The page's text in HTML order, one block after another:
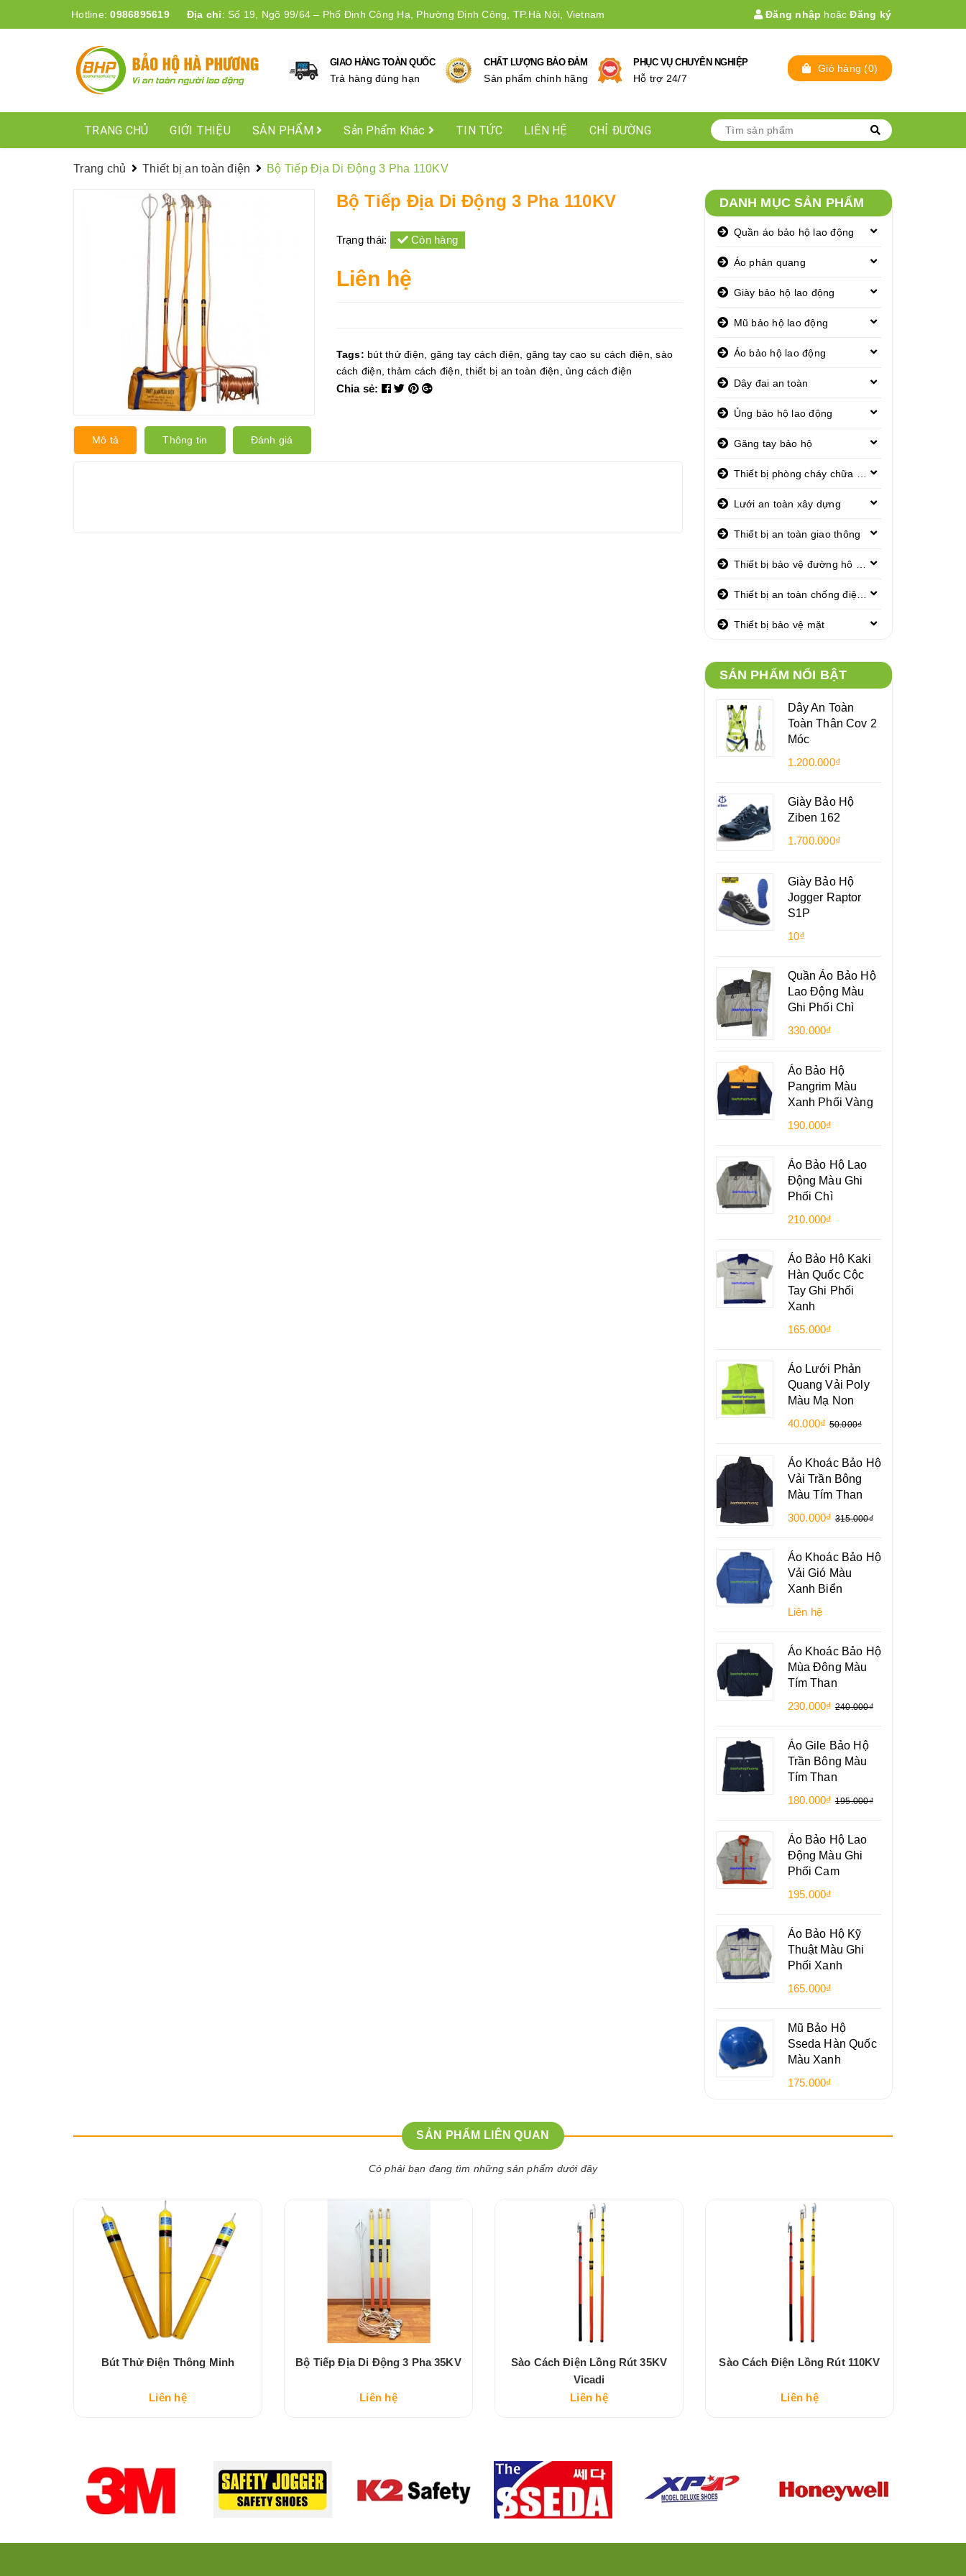
Hotline:0986895619 Địa chỉ: Số 19, Ngõ 99/64 – Phố Định Công Hạ, Phường Định Công, TP.Hà Nội, Vietnam Đăng nhập hoặc Đăng ký
GIAO HÀNG TOÀN QUỐC
Trả hàng đúng hạn
CHẤT LƯỢNG BẢO ĐẢM
Sản phẩm chính hãng
PHỤC VỤ CHUYÊN NGHIỆP
Hỗ trợ 24/7
Giỏ hàng (0)
TRANG CHỦ GIỚI THIỆU SẢN PHẨM Sản Phẩm Khác TIN TỨC LIÊN HỆ CHỈ ĐƯỜNG
Trang chủ Thiết bị an toàn điện Bộ Tiếp Địa Di Động 3 Pha 110KV
Bộ Tiếp Địa Di Động 3 Pha 110KV
Trạng thái: Còn hàng
Liên hệ
Tags: bút thử điện găng tay cách điện găng tay cao su cách điện ,sào
cách điện ,thảm cách điện ,thiết bị an toàn điện ,ủng cách điện
Chia sẻ:
Mô tả Thông tin Đánh giá
DANH MỤC SẢN PHẨM
Quần áo bảo hộ lao động
Áo phản quang
Giày bảo hộ lao động
Mũ bảo hộ lao động
Áo bảo hộ lao động
Dây đai an toàn
Ủng bảo hộ lao động
Găng tay bảo hộ
Lưới an toàn xây dựng
Thiết bị an toàn giao thông
Thiết bị bảo vệ mặt
SẢN PHẨM NỔI BẬT
Dây An Toàn
Toàn Thân Cov 2
Móc
1.200.000₫
Giày Bảo Hộ
Ziben 162
1.700.000₫
Giày Bảo Hộ
Jogger Raptor
S1P
10₫
Quần Áo Bảo Hộ
Lao Động Màu
Ghi Phối Chì
330.000₫
Áo Bảo Hộ
Pangrim Màu
Xanh Phối Vàng
190.000₫
Áo Bảo Hộ Lao
Động Màu Ghi
Phối Chì
210.000₫
Áo Bảo Hộ Kaki
Hàn Quốc Cộc
Tay Ghi Phối
Xanh
165.000₫
Áo Lưới Phản
Quang Vải Poly
Màu Mạ Non
40.000₫ 50.000₫
Áo Khoác Bảo Hộ
Vải Trần Bông
Màu Tím Than
300.000₫ 315.000₫
Áo Khoác Bảo Hộ
Vải Gió Màu
Xanh Biển
Liên hệ
Áo Khoác Bảo Hộ
Mùa Đông Màu
Tím Than
230.000₫ 240.000₫
Áo Gile Bảo Hộ
Trần Bông Màu
Tím Than
180.000₫ 195.000₫
Áo Bảo Hộ Lao
Động Màu Ghi
Phối Cam
195.000₫
Áo Bảo Hộ Kỹ
Thuật Màu Ghi
Phối Xanh
165.000₫
Mũ Bảo Hộ
Sseda Hàn Quốc
Màu Xanh
175.000₫
SẢN PHẨM LIÊN QUAN
Có phải bạn đang tìm những sản phẩm dưới đây
Bút Thử Điện Thông Minh
Liên hệ
Bộ Tiếp Địa Di Động 3 Pha 35KV
Liên hệ
Sào Cách Điện Lồng Rút 35KV
Vicadi
Liên hệ
Sào Cách Điện Lồng Rút 110KV
Liên hệ